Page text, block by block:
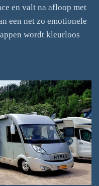
en valt na afloop met
een net zo emotionele
wordt kleurloos